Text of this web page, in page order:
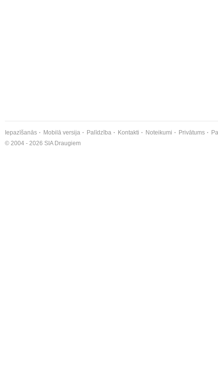
Iepazīšanās Mobilā versija Palīdzība Kontakti Noteikumi Privātums
© 2004 - 2026 SIA Draugiem